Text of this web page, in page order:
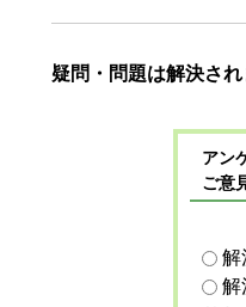
疑問・問題は解決され
アン
ご意
解
解